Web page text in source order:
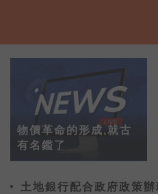
物價革命的形成,就古
有名鑑了
土地銀行配合政府政策